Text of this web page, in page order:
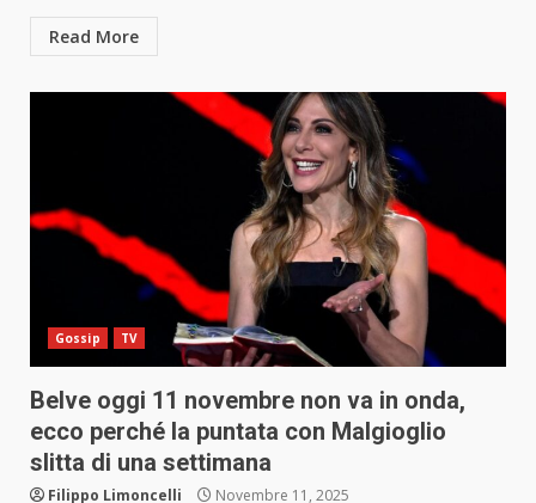
Read More
Gossip TV
Belve oggi 11 novembre non va in onda,
ecco perché la puntata con Malgioglio
slitta di una settimana
Filippo Limoncelli Novembre 11, 2025